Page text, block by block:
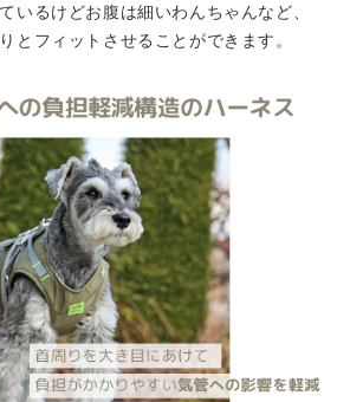
いるけどお腹は細いわんちゃんなど、
とフィットさせることができます。